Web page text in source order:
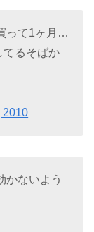
って1ヶ月…
てるそばか
2010
かないよう